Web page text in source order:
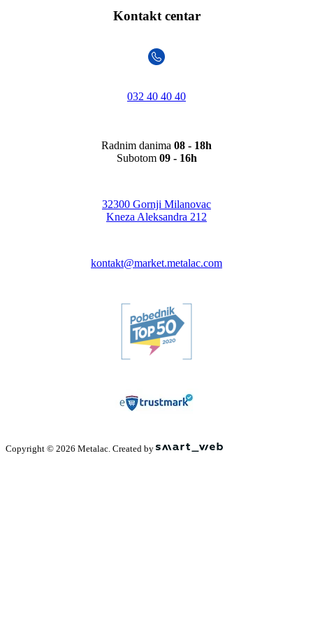
Kontakt centar
032 40 40 40
Radnim danima 08 - 18h
Subotom 09 - 16h
32300 Gornji Milanovac
Kneza Aleksandra 212
kontakt@market.metalac.com
Copyright © 2026 Metalac. Created by